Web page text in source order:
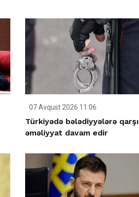
07 Avqust 2026 11:06
Türkiyədə bələdiyyələrə qarşı
əməliyyat davam edir